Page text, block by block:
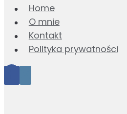
Home
O mnie
Kontakt
Polityka prywatności